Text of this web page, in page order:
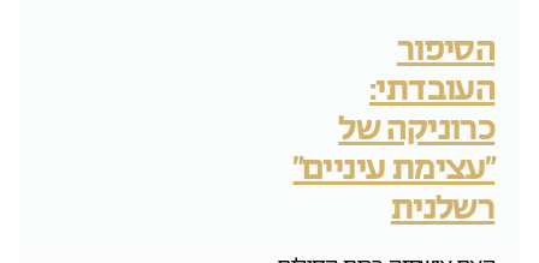
הסיפור
העובדתי:
כרוניקה של
“עצימת עיניים”
רשלנית